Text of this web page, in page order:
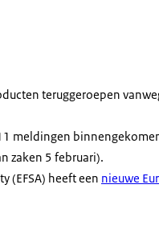
teruggeroepen
meldingen
zaken 5 februari).
(EFSA) heeft een nieuwe